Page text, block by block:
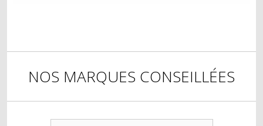
NOS MARQUES CONSEILLÉES